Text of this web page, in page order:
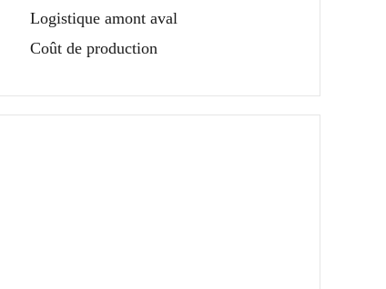
Logistique amont aval
Coût de production